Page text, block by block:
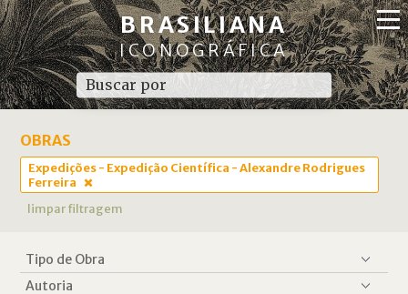
BRASILIANA
ICONOGRÁFICA
OBRAS
Expedições - Expedição Científica - Alexandre Rodrigues
Ferreira
limpar filtragem